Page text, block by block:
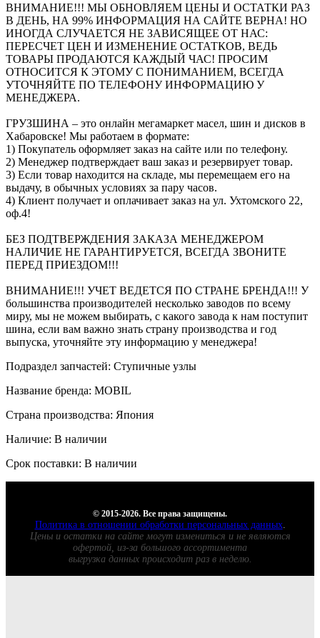
ВНИМАНИЕ!!! МЫ ОБНОВЛЯЕМ ЦЕНЫ И ОСТАТКИ РАЗ
В ДЕНЬ, НА 99% ИНФОРМАЦИЯ НА САЙТЕ ВЕРНА! НО
ИНОГДА СЛУЧАЕТСЯ НЕ ЗАВИСЯЩЕЕ ОТ НАС:
ПЕРЕСЧЕТ ЦЕН И ИЗМЕНЕНИЕ ОСТАТКОВ, ВЕДЬ
ТОВАРЫ ПРОДАЮТСЯ КАЖДЫЙ ЧАС! ПРОСИМ
ОТНОСИТСЯ К ЭТОМУ С ПОНИМАНИЕМ, ВСЕГДА
УТОЧНЯЙТЕ ПО ТЕЛЕФОНУ ИНФОРМАЦИЮ У
МЕНЕДЖЕРА.
ГРУЗШИНА – это онлайн мегамаркет масел, шин и дисков в
Хабаровске! Мы работаем в формате:
1) Покупатель оформляет заказ на сайте или по телефону.
2) Менеджер подтверждает ваш заказ и резервирует товар.
3) Если товар находится на складе, мы перемещаем его на
выдачу, в обычных условиях за пару часов.
4) Клиент получает и оплачивает заказ на ул. Ухтомского 22,
оф.4!
БЕЗ ПОДТВЕРЖДЕНИЯ ЗАКАЗА МЕНЕДЖЕРОМ
НАЛИЧИЕ НЕ ГАРАНТИРУЕТСЯ, ВСЕГДА ЗВОНИТЕ
ПЕРЕД ПРИЕЗДОМ!!!
ВНИМАНИЕ!!! УЧЕТ ВЕДЕТСЯ ПО СТРАНЕ БРЕНДА!!! У
большинства производителей несколько заводов по всему
миру, мы не можем выбирать, с какого завода к нам поступит
шина, если вам важно знать страну производства и год
выпуска, уточняйте эту информацию у менеджера!
Подраздел запчастей: Ступичные узлы
Название бренда: MOBIL
Страна производства: Япония
Наличие: В наличии
Срок поставки: В наличии
© 2015-2026. Все права защищены.
Политика в отношении обработки персональных данных.
Цены и остатки на сайте могут измениться и не являются
офертой, из-за большого ассортимента
выгрузка данных происходит раз в неделю.